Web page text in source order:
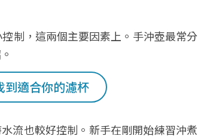
制，這兩個主要因素上。手沖壺最常分
到適合你的濾杯
流也較好控制。新手在剛開始練習沖煮